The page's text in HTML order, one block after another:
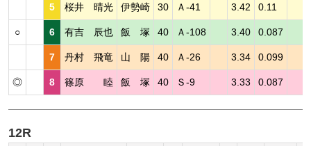
5 桜井 晴光 伊勢崎 30 Ａ-41 3.42 0.11
○ 6 有吉 辰也 飯 塚 40 Ａ-108 3.40 0.087
7 丹村 飛竜 山 陽 40 Ａ-26 3.34 0.099
◎ 8 篠原 睦 飯 塚 40 Ｓ-9 3.33 0.087
12R